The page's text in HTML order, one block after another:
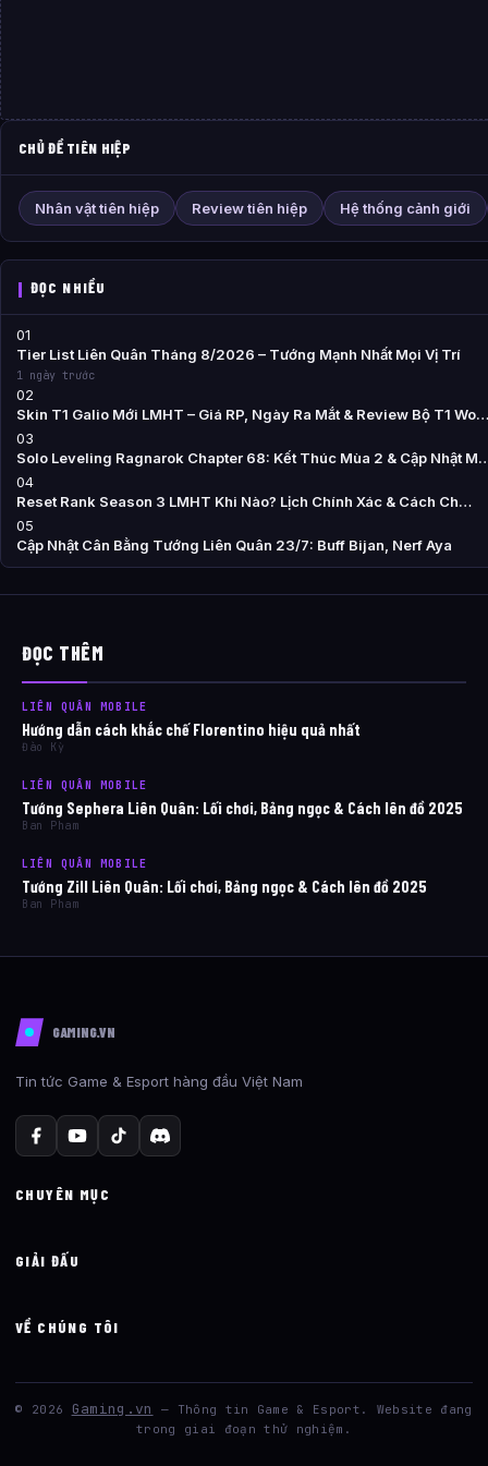
CHỦ ĐỀ TIÊN HIỆP
Nhân vật tiên hiệp Review tiên hiệp Hệ thống cảnh giới
ĐỌC NHIỀU
01
Tier List Liên Quân Tháng 8/2026 – Tướng Mạnh Nhất Mọi Vị Trí
1 ngày trước
02
Skin T1 Galio Mới LMHT – Giá RP, Ngày Ra Mắt & Review Bộ T1 Wo…
03
Solo Leveling Ragnarok Chapter 68: Kết Thúc Mùa 2 & Cập Nhật
04
Reset Rank Season 3 LMHT Khi Nào? Lịch Chính Xác & Cách Ch…
05
Cập Nhật Cân Bằng Tướng Liên Quân 23/7: Buff Bijan, Nerf Aya
ĐỌC THÊM
LIÊN QUÂN MOBILE
Hướng dẫn cách khắc chế Florentino hiệu quả nhất
Đào Kỳ
LIÊN QUÂN MOBILE
Tướng Sephera Liên Quân: Lối chơi, Bảng ngọc & Cách lên đồ 2025
Ban Pham
LIÊN QUÂN MOBILE
Tướng Zill Liên Quân: Lối chơi, Bảng ngọc & Cách lên đồ 2025
Ban Pham
GAMING.VN
Tin tức Game & Esport hàng đầu Việt Nam
CHUYÊN MỤC
GIẢI ĐẤU
VỀ CHÚNG TÔI
© 2026 Gaming.vn
— Thông tin Game & Esport. Website đang
trong giai đoạn thử nghiệm.